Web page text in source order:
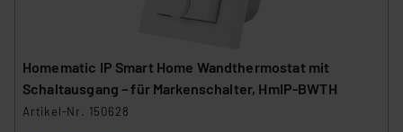
Homematic IP Smart Home Wandthermostat mit
Schaltausgang – für Markenschalter, HmIP-BWTH
Artikel-Nr. 150628